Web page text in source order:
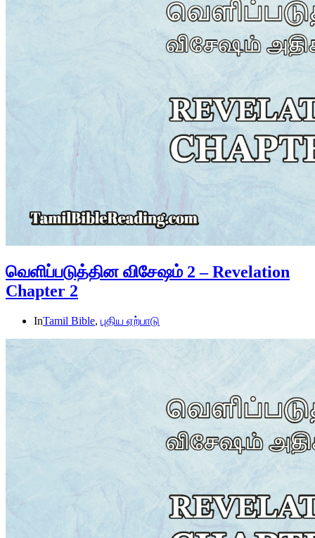
வெளிப்படுத்தின விசேஷம் 2 – Revelation
Chapter 2
InTamil Bible, புதிய ஏற்பாடு